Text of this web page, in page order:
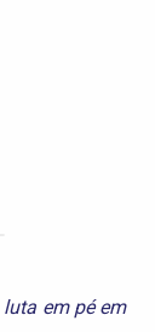
luta em pé em